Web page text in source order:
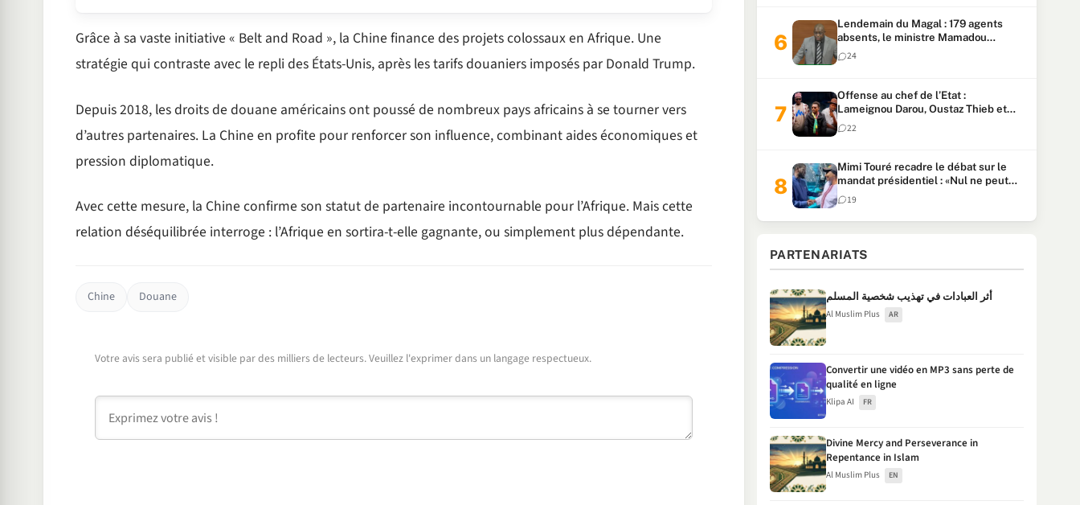
Grâce à sa vaste initiative « Belt and Road », la Chine finance des projets colossaux en Afrique. Une
stratégie qui contraste avec le repli des États-Unis, après les tarifs douaniers imposés par Donald Trump.
Depuis 2018, les droits de douane américains ont poussé de nombreux pays africains à se tourner vers
d’autres partenaires. La Chine en profite pour renforcer son influence, combinant aides économiques et
pression diplomatique.
Avec cette mesure, la Chine confirme son statut de partenaire incontournable pour l’Afrique. Mais cette
relation déséquilibrée interroge : l’Afrique en sortira-t-elle gagnante, ou simplement plus dépendante.
Chine Douane
Votre avis sera publié et visible par des milliers de lecteurs. Veuillez l'exprimer dans un langage respectueux.
Lendemain du Magal : 179 agents
absents, le ministre Mamadou
Lamine Dianté exige des explications
24
Offense au chef de l’Etat :
Lameignou Darou, Oustaz Thieb et
Ndiaye Touba lourdement
condamnés
22
Mimi Touré recadre le débat sur le
mandat présidentiel : «Nul ne peut
faire plus de deux mandats
consécutifs de 5 ans»
19
PARTENARIATS
أثر العبادات في تهذيب شخصية المسلم
Al Muslim Plus AR
Convertir une vidéo en MP3 sans perte de
qualité en ligne
Klipa AI FR
Divine Mercy and Perseverance in
Repentance in Islam
Al Muslim Plus EN